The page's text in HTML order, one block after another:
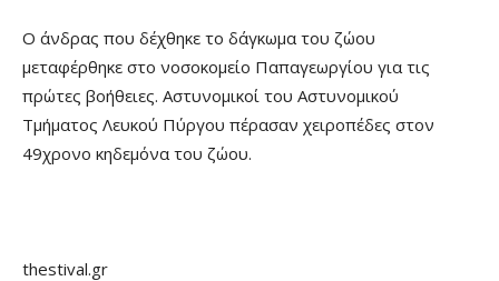
Ο άνδρας που δέχθηκε το δάγκωμα του ζώου
μεταφέρθηκε στο νοσοκομείο Παπαγεωργίου για τις
πρώτες βοήθειες. Αστυνομικοί του Αστυνομικού
Τμήματος Λευκού Πύργου πέρασαν χειροπέδες στον
49χρονο κηδεμόνα του ζώου.
thestival.gr